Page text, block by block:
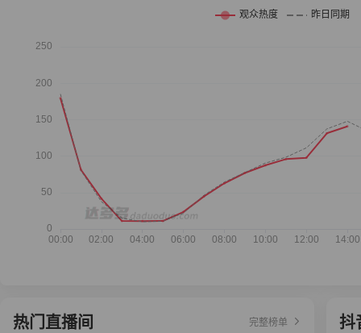
热门直播间
完整榜单
抖